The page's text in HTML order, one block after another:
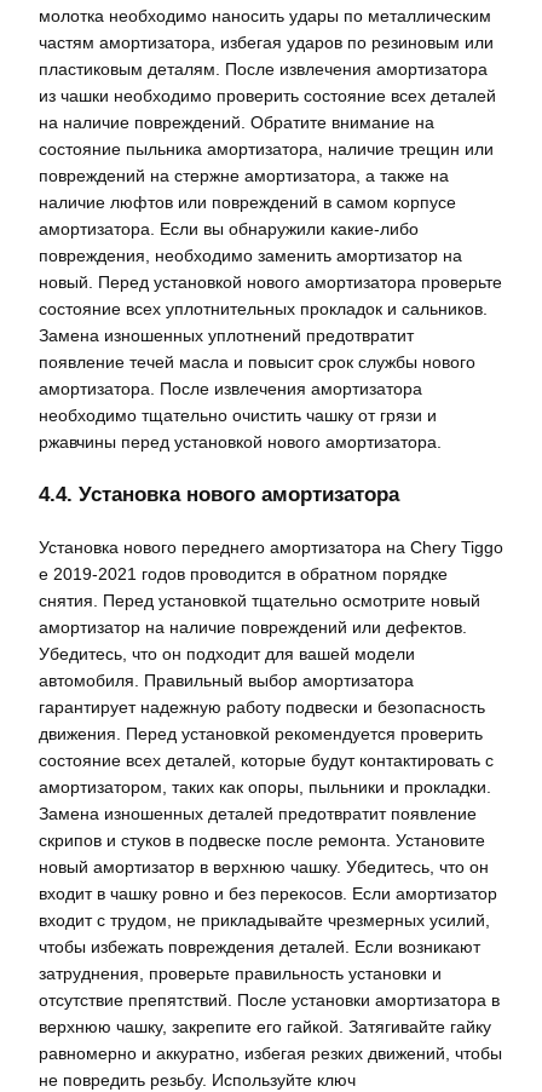
молотка необходимо наносить удары по металлическим
частям амортизатора, избегая ударов по резиновым или
пластиковым деталям. После извлечения амортизатора
из чашки необходимо проверить состояние всех деталей
на наличие повреждений. Обратите внимание на
состояние пыльника амортизатора, наличие трещин или
повреждений на стержне амортизатора, а также на
наличие люфтов или повреждений в самом корпусе
амортизатора. Если вы обнаружили какие-либо
повреждения, необходимо заменить амортизатор на
новый. Перед установкой нового амортизатора проверьте
состояние всех уплотнительных прокладок и сальников.
Замена изношенных уплотнений предотвратит
появление течей масла и повысит срок службы нового
амортизатора. После извлечения амортизатора
необходимо тщательно очистить чашку от грязи и
ржавчины перед установкой нового амортизатора.
4.4. Установка нового амортизатора
Установка нового переднего амортизатора на Chery Tiggo
e 2019-2021 годов проводится в обратном порядке
снятия. Перед установкой тщательно осмотрите новый
амортизатор на наличие повреждений или дефектов.
Убедитесь, что он подходит для вашей модели
автомобиля. Правильный выбор амортизатора
гарантирует надежную работу подвески и безопасность
движения. Перед установкой рекомендуется проверить
состояние всех деталей, которые будут контактировать с
амортизатором, таких как опоры, пыльники и прокладки.
Замена изношенных деталей предотвратит появление
скрипов и стуков в подвеске после ремонта. Установите
новый амортизатор в верхнюю чашку. Убедитесь, что он
входит в чашку ровно и без перекосов. Если амортизатор
входит с трудом, не прикладывайте чрезмерных усилий,
чтобы избежать повреждения деталей. Если возникают
затруднения, проверьте правильность установки и
отсутствие препятствий. После установки амортизатора в
верхнюю чашку, закрепите его гайкой. Затягивайте гайку
равномерно и аккуратно, избегая резких движений, чтобы
не повредить резьбу. Используйте ключ